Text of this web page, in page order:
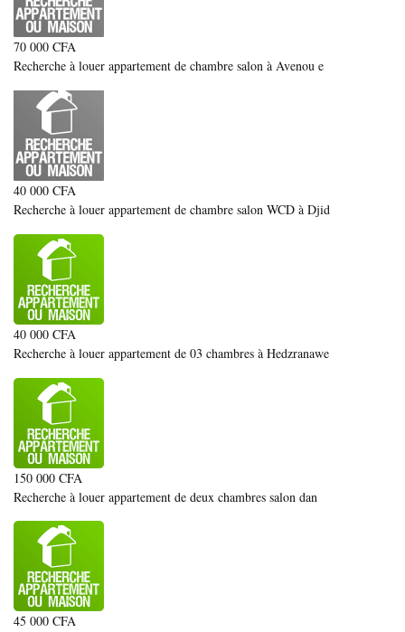
70 000 CFA
Recherche à louer appartement de chambre salon à Avenou e
40 000 CFA
Recherche à louer appartement de chambre salon WCD à Djid
40 000 CFA
Recherche à louer appartement de 03 chambres à Hedzranawe
150 000 CFA
Recherche à louer appartement de deux chambres salon dan
45 000 CFA